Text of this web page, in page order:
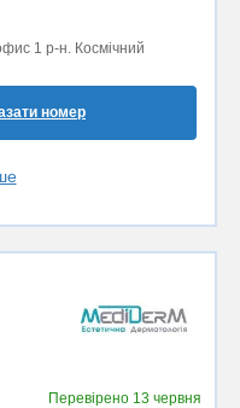
1 р-н. Космічний
номер
Перевірено 13 червня